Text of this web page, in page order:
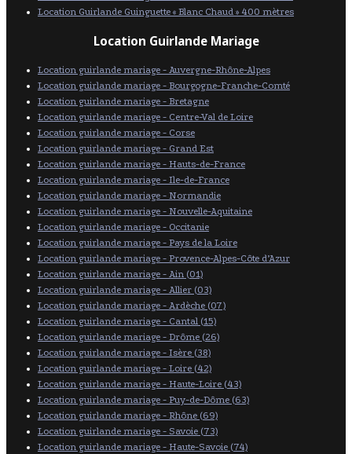
Location Guirlande Guinguette « Blanc Chaud » 400 mètres
Location Guirlande Mariage
Location guirlande mariage - Auvergne-Rhône-Alpes
Location guirlande mariage - Bourgogne-Franche-Comté
Location guirlande mariage - Bretagne
Location guirlande mariage - Centre-Val de Loire
Location guirlande mariage - Corse
Location guirlande mariage - Grand Est
Location guirlande mariage - Hauts-de-France
Location guirlande mariage - Ile-de-France
Location guirlande mariage - Normandie
Location guirlande mariage - Nouvelle-Aquitaine
Location guirlande mariage - Occitanie
Location guirlande mariage - Pays de la Loire
Location guirlande mariage - Provence-Alpes-Côte d’Azur
Location guirlande mariage - Ain (01)
Location guirlande mariage - Allier (03)
Location guirlande mariage - Ardèche (07)
Location guirlande mariage - Cantal (15)
Location guirlande mariage - Drôme (26)
Location guirlande mariage - Isère (38)
Location guirlande mariage - Loire (42)
Location guirlande mariage - Haute-Loire (43)
Location guirlande mariage - Puy-de-Dôme (63)
Location guirlande mariage - Rhône (69)
Location guirlande mariage - Savoie (73)
Location guirlande mariage - Haute-Savoie (74)